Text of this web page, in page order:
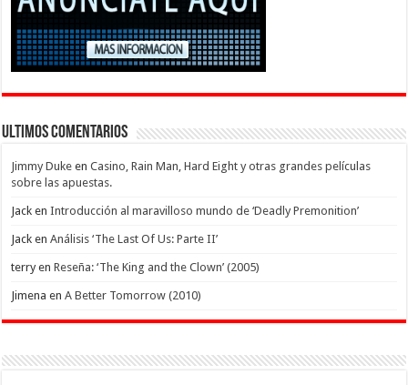
Ultimos Comentarios
Jimmy Duke enCasino, Rain Man, Hard Eight y otras grandes películas
sobre las apuestas.
Jack enIntroducción al maravilloso mundo de ‘Deadly Premonition’
Jack enAnálisis ‘The Last Of Us: Parte II’
terryenReseña: ‘The King and the Clown’ (2005)
Jimena enA Better Tomorrow (2010)